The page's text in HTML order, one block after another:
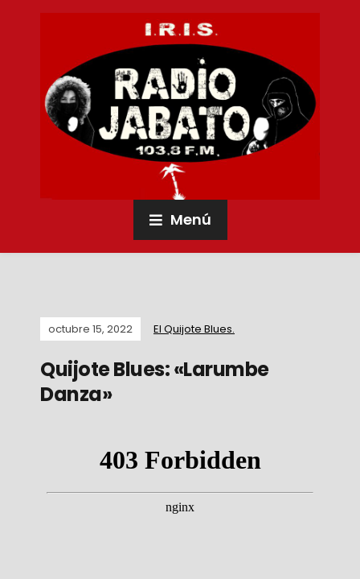
Menú
octubre 15, 2022 El Quijote Blues.
Quijote Blues: «Larumbe
Danza»